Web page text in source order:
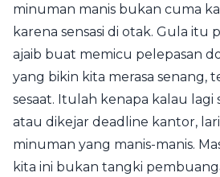
minuman manis bukan cuma
karena sensasi di otak. Gula itu
ajaib buat memicu pelepasan
yang bikin kita merasa senang,
sesaat. Itulah kenapa kalau lagi
atau dikejar deadline kantor,
minuman yang manis-manis.
kita ini bukan tangki